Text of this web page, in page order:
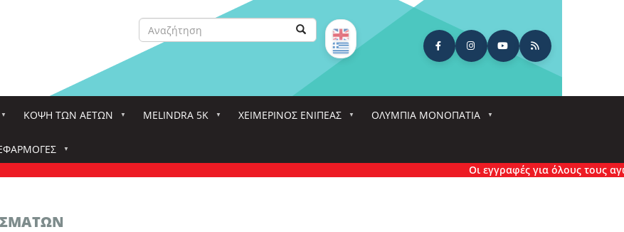
Search
Αναζήτηση Αναζήτηση
ΚΌΨΗ ΤΩΝ ΑΕΤΏΝ MELINDRA 5K ΧΕΙΜΕΡΙΝΟΣ ΕΝΙΠΕΑΣ ΟΛΎΜΠΙΑ ΜΟΝΟΠΆΤΙΑ
Οι εγγραφές για όλους τους αγώνες